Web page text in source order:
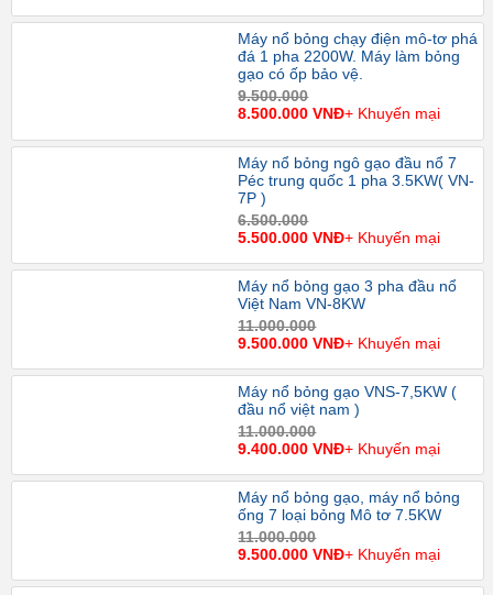
Máy nổ bỏng chạy điện mô-tơ phá
đá 1 pha 2200W. Máy làm bỏng
gạo có ốp bảo vệ.
9.500.000
8.500.000 VNĐ+ Khuyến mại
Máy nổ bỏng ngô gạo đầu nổ 7
Péc trung quốc 1 pha 3.5KW( VN-
7P )
6.500.000
5.500.000 VNĐ+ Khuyến mại
Máy nổ bỏng gạo 3 pha đầu nổ
Việt Nam VN-8KW
11.000.000
9.500.000 VNĐ+ Khuyến mại
Máy nổ bỏng gạo VNS-7,5KW (
đầu nổ việt nam )
11.000.000
9.400.000 VNĐ+ Khuyến mại
Máy nổ bỏng gạo, máy nổ bỏng
ống 7 loại bỏng Mô tơ 7.5KW
11.000.000
9.500.000 VNĐ+ Khuyến mại